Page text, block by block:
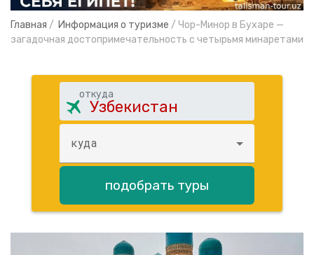
Табло прилета
О туризме
Зарегистрироваться
Главная / Информация о туризме / Чор-Минор в Бухаре —
загадочная достопримечательность с четырьмя минаретами
откуда
куда
подобрать туры